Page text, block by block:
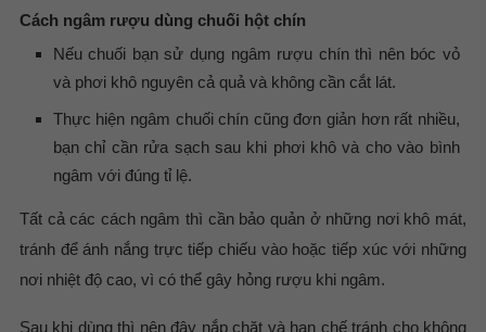
Cách ngâm rượu dùng chuối hột chín
Nếu chuối bạn sử dụng ngâm rượu chín thì nên bóc vỏ
và phơi khô nguyên cả quả và không cần cắt lát.
Thực hiện ngâm chuối chín cũng đơn giản hơn rất nhiều,
bạn chỉ cần rửa sạch sau khi phơi khô và cho vào bình
ngâm với đúng tỉ lệ.
Tất cả các cách ngâm thì cần bảo quản ở những nơi khô mát,
tránh để ánh nắng trực tiếp chiếu vào hoặc tiếp xúc với những
nơi nhiệt độ cao, vì có thể gây hỏng rượu khi ngâm.
Sau khi dùng thì nên đậy nắp chặt và hạn chế tránh cho không